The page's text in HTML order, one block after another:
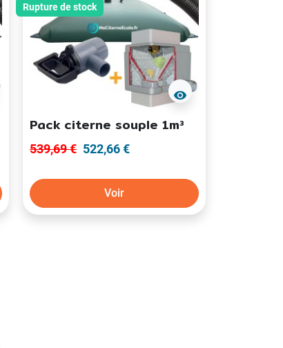
Rupture de stock
visibility
Pack citerne souple 1m³
539,69 € 522,66 €
Voir